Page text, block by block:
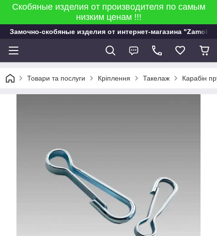
Скобяные изделия от производителя по самым
низким ценам !!!
Замочно-скобяные изделия от интернет-магазина "Zamok
Товари та послуги Кріплення Такелаж Карабін